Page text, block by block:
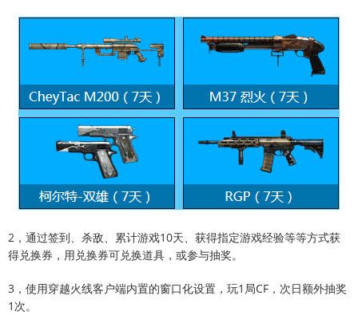
2，通过签到、杀敌、累计游戏10天、获得指定游戏经验等等方式获
得兑换券，用兑换券可兑换道具，或参与抽奖。
3，使用穿越火线客户端内置的窗口化设置，玩1局CF，次日额外抽奖
1次。